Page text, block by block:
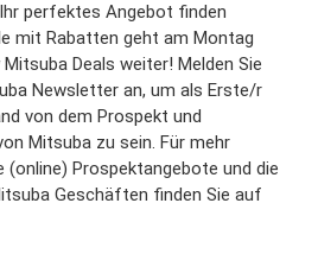
perfektes Angebot finden
mit Rabatten geht am Montag
Deals weiter! Melden Sie
Newsletter an, um als Erste/r
von dem Prospekt und
Mitsuba zu sein. Für mehr
Prospektangebote und die
Geschäften finden Sie auf